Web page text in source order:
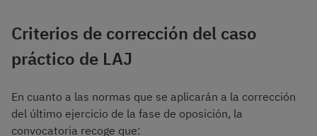
Criterios de corrección del caso
práctico de LAJ
En cuanto a las normas que se aplicarán a la corrección
del último ejercicio de la fase de oposición, la
convocatoria recoge que: